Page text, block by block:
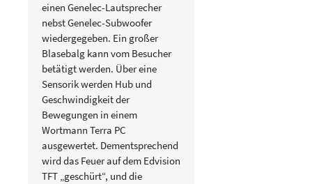
einen Genelec-Lautsprecher
nebst Genelec-Subwoofer
wiedergegeben. Ein großer
Blasebalg kann vom Besucher
betätigt werden. Über eine
Sensorik werden Hub und
Geschwindigkeit der
Bewegungen in einem
Wortmann Terra PC
ausgewertet. Dementsprechend
wird das Feuer auf dem Edvision
TFT „geschürt“, und die